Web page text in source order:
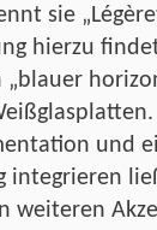
sie
hierzu
„blauer
und
integrieren
weiteren